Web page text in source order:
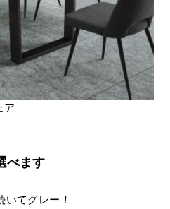
ア
べます
てグレー！